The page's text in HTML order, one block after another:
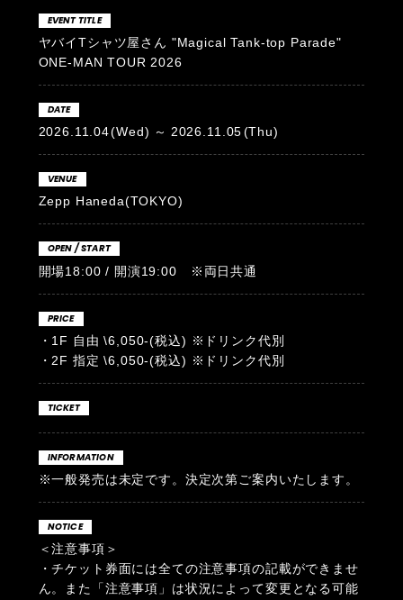
EVENT TITLE
ヤバイTシャツ屋さん "Magical Tank-top Parade"
ONE-MAN TOUR 2026
DATE
2026.11.04(Wed) 2026.11.05(Thu)
VENUE
Zepp Haneda(TOKYO)
OPEN / START
開場18:00 / 開演19:00 ※両日共通
PRICE
・1F 自由 \6,050-(税込) ※ドリンク代別
・2F 指定 \6,050-(税込) ※ドリンク代別
TICKET
INFORMATION
※一般発売は未定です。決定次第ご案内いたします。
NOTICE
＜注意事項＞
・チケット券面には全ての注意事項の記載ができませ
ん。また「注意事項」は状況によって変更となる可能